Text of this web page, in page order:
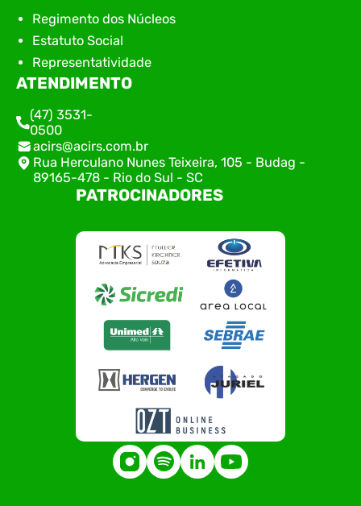
Regimento dos Núcleos
Estatuto Social
Representatividade
ATENDIMENTO
(47) 3531-
0500
acirs@acirs.com.br
Rua Herculano Nunes Teixeira, 105 - Budag -
89165-478 - Rio do Sul - SC
PATROCINADORES